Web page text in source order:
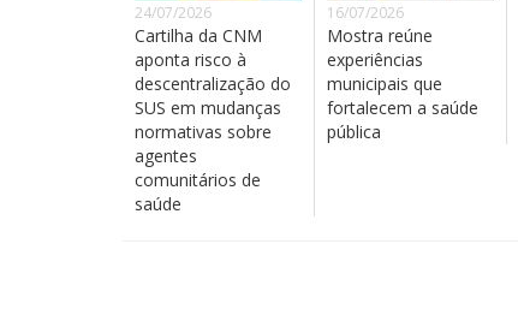
24/07/2026
Cartilha da CNM
aponta risco à
descentralização do
SUS em mudanças
normativas sobre
agentes
comunitários de
saúde
16/07/2026
Mostra reúne
experiências
municipais que
fortalecem a saúde
pública